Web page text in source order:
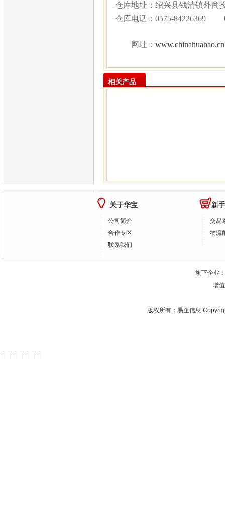
仓库地址：绍兴县钱清镇外商
仓库电话：0575-84226369
网址：www.chinahuabao.cn
相关产品
关于华宝
公司简介
合作专区
联系我们
新
交易
物流
旗下企业
增
版权所有：易企信息